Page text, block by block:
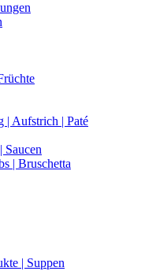
| Aufstrich | Paté
Saucen
| Bruschetta
| Suppen